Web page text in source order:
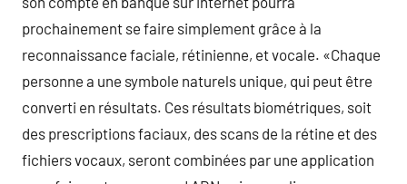
prochainement se faire simplement grâce à la
reconnaissance faciale, rétinienne, et vocale. «Chaque
personne a une symbole naturels unique, qui peut être
converti en résultats. Ces résultats biométriques, soit
des prescriptions faciaux, des scans de la rétine et des
fichiers vocaux, seront combinées par une application